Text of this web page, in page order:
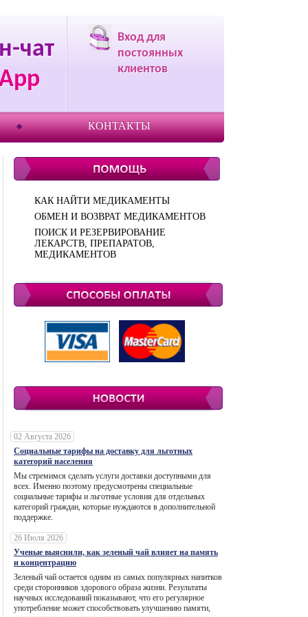
чат
Вход для
постоянных
клиентов
КОНТАКТЫ
КАК НАЙТИ МЕДИКАМЕНТЫ
ОБМЕН И ВОЗВРАТ МЕДИКАМЕНТОВ
ПОИСК И РЕЗЕРВИРОВАНИЕ
ЛЕКАРСТВ, ПРЕПАРАТОВ,
МЕДИКАМЕНТОВ
02 Августа 2026
Социальные тарифы на доставку для льготных
категорий населения
Мы стремимся сделать услуги доставки доступными для
всех. Именно поэтому предусмотрены специальные
социальные тарифы и льготные условия для отдельных
категорий граждан, которые нуждаются в дополнительной
поддержке.
26 Июля 2026
Ученые выяснили, как зеленый чай влияет на память
и концентрацию
Зеленый чай остается одним из самых популярных напитков
среди сторонников здорового образа жизни. Результаты
научных исследований показывают, что его регулярное
употребление может способствовать улучшению памяти,